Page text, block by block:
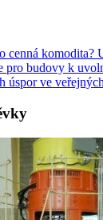
cenná komodita?
pro budovy k
úspor ve